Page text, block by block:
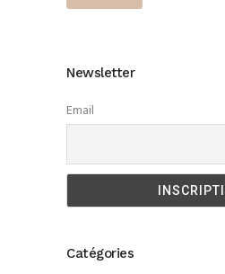
Newsletter
Email
Catégories